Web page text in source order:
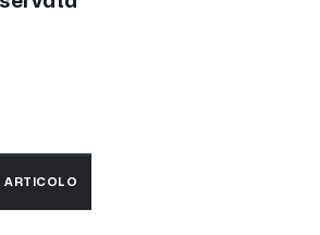
ARTICOLO